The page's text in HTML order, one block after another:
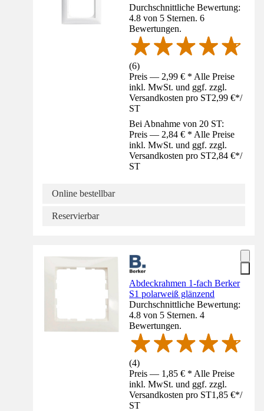
Durchschnittliche Bewertung:
4.8 von 5 Sternen. 6
Bewertungen.
(6)
Preis — 2,99 € * Alle Preise
inkl. MwSt. und ggf. zzgl.
Versandkosten pro ST2,99 €*/
ST
Bei Abnahme von 20 ST:
Preis — 2,84 € * Alle Preise
inkl. MwSt. und ggf. zzgl.
Versandkosten pro ST2,84 €*/
ST
Online bestellbar
Reservierbar
Abdeckrahmen 1-fach Berker
S1 polarweiß glänzend
Durchschnittliche Bewertung:
4.8 von 5 Sternen. 4
Bewertungen.
(4)
Preis — 1,85 € * Alle Preise
inkl. MwSt. und ggf. zzgl.
Versandkosten pro ST1,85 €*/
ST